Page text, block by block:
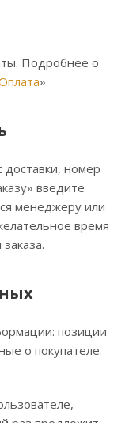
Подробнее о
»
номер
введите
менеджеру или
время
позиции
о покупателе.